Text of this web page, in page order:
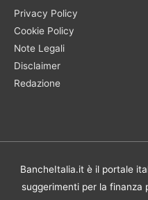
Privacy Policy
Cookie Policy
Note Legali
Disclaimer
Redazione
BancheItalia.it è il portale
suggerimenti per la finanza